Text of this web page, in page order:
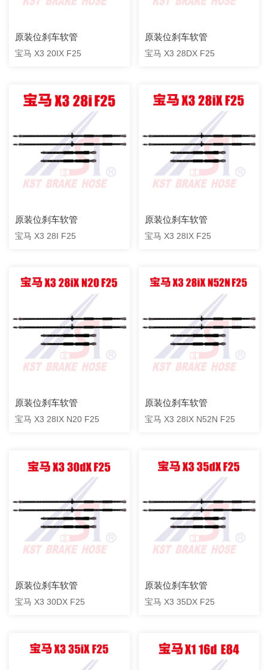
原装位刹车软管
宝马 X3 20IX F25
原装位刹车软管
宝马 X3 28DX F25
原装位刹车软管
宝马 X3 28I F25
原装位刹车软管
宝马 X3 28IX F25
原装位刹车软管
宝马 X3 28IX N20 F25
原装位刹车软管
宝马 X3 28IX N52N F25
原装位刹车软管
宝马 X3 30DX F25
原装位刹车软管
宝马 X3 35DX F25